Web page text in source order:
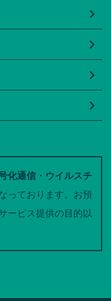
化通信・ウイルスチ
っております。お預
ービス提供の目的以